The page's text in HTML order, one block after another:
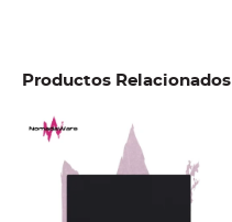
Productos Relacionados